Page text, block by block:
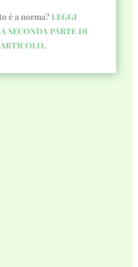
è a norma? LEGGI
SECONDA PARTE DI
.